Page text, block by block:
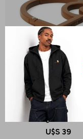
CARHARTT WIP
C-Logo Carabiner
U$S 39